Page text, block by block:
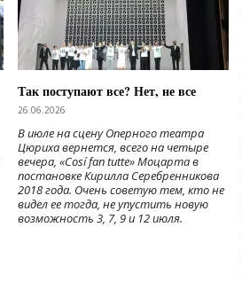
Так поступают все? Нет, не все
26.06.2026
В июле на сцену Оперного театра
Цюриха вернется, всего на четыре
вечера, «Cosí fan tutte» Моцарта в
постановке Кирилла Серебренникова
2018 года. Очень советую тем, кто не
видел ее тогда, не упустить новую
возможность 3, 7, 9 и 12 июля.